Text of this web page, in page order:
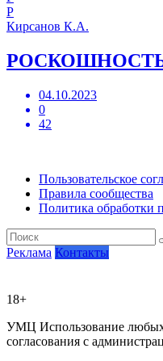
Р
Кирсанов К.А.
04.10.2023
0
42
Пользовательское
Правила сообщества
Политика обработки
Реклама Контакты
18+
УМЦ Использование
согласования с